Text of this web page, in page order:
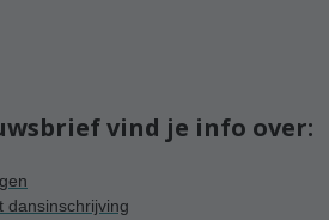
vind je info over:
dansinschrijving